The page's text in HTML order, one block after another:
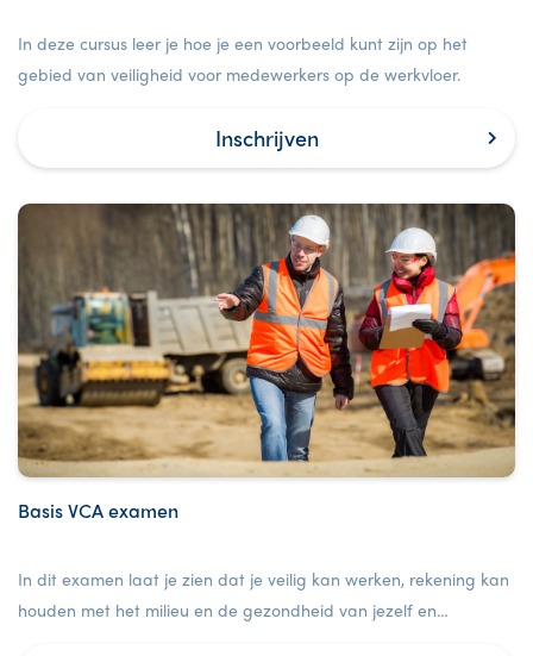
In deze cursus leer je hoe je een voorbeeld kunt zijn op het
gebied van veiligheid voor medewerkers op de werkvloer.
Inschrijven
Basis VCA examen
In dit examen laat je zien dat je veilig kan werken, rekening kan
houden met het milieu en de gezondheid van jezelf en